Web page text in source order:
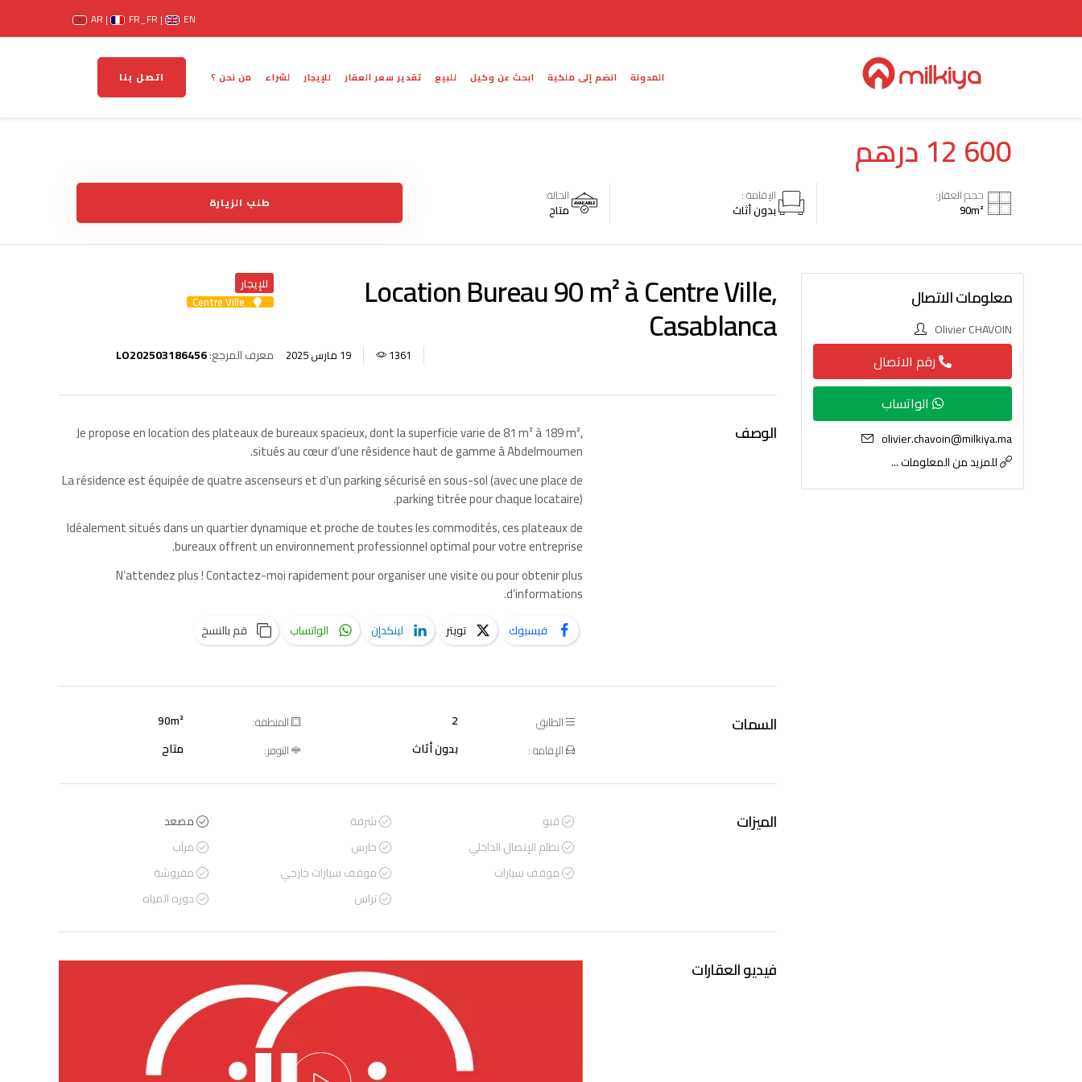
AR FR_FR EN
من نحن ؟ لشراء للإيجار تقدير سعر العقار للبيع ابحث عن وكيل انضم إلى ملكية المدونة اتصل بنا
12 600درهم
حجم العقار:
90m²
الإقامة :
بدون أثاث
الحالة:
متاح طلب الزيارة
Location Bureau 90 m² à Centre Ville,
Casablanca
للإيجار
Centre Ville
19 مارس 2025 1361 معرف المرجع:LO202503186456
الوصف Je propose en location des plateaux de bureaux spacieux, dont la superficie varie de 81 m² à 189 m²,
situés au cœur d’une résidence haut de gamme à Abdelmoumen.
La résidence est équipée de quatre ascenseurs et d’un parking sécurisé en sous-sol (avec une place de
parking titrée pour chaque locataire).
Idéalement situés dans un quartier dynamique et proche de toutes les commodités, ces plateaux de
bureaux offrent un environnement professionnel optimal pour votre entreprise.
N’attendez plus ! Contactez-moi rapidement pour organiser une visite ou pour obtenir plus
d’informations.
فيسبوك تويتر لينكدإن الواتساب قم بالنسخ
السمات المنطقة: 90m² الطابق
2
التوفر:
متاح الإقامة : بدون أثاث
الميزات مصعد شرفة
قبو
مرآب
حارس
نظام الإتصال الداخلي
مفروشة
موقف سيارات خارجي
موقف سيارات
دوره المياه
تراس
فيديو العقارات
معلومات الاتصال
Olivier CHAVOIN
رقم الاتصال
الواتساب
olivier.chavoin@milkiya.ma
للمزيد من المعلومات ...